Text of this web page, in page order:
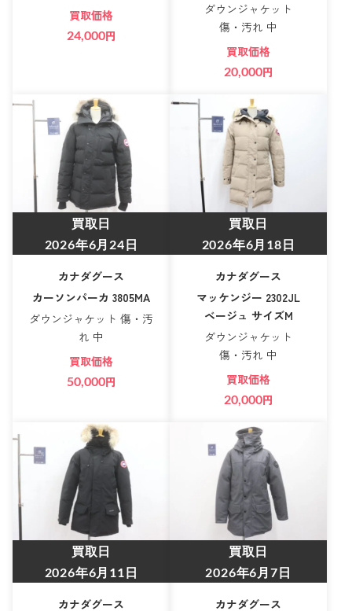
買取価格
24,000円
ダウンジャケット
傷・汚れ 中
買取価格
20,000円
買取日
2026年6月24日
カナダグース
カーソンパーカ 3805MA
ダウンジャケット 傷・汚
れ 中
買取価格
50,000円
買取日
2026年6月18日
カナダグース
マッケンジー 2302JL
ベージュ サイズM
ダウンジャケット
傷・汚れ 中
買取価格
20,000円
買取日
2026年6月11日
カナダグース
買取日
2026年6月7日
カナダグース